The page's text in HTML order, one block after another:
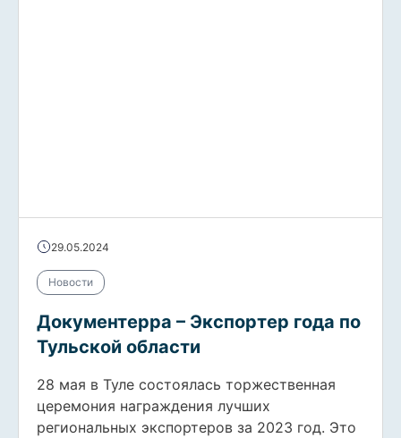
29.05.2024
Новости
Документерра – Экспортер года по
Тульской области
28 мая в Туле состоялась торжественная
церемония награждения лучших
региональных экспортеров за 2023 год. Это